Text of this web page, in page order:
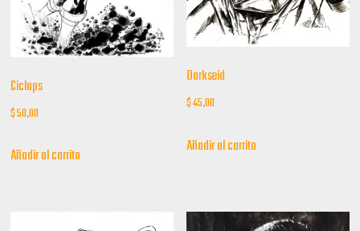
Ciclops
$50,00
Añadir al carrito
Darkseid
$45,00
Añadir al carrito